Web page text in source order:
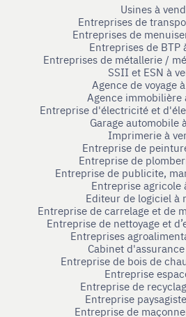
Usines à
Entreprises de
Entreprises de
Entreprises de BTP
Entreprises de métallerie /
SSII et ESN à
Agence de voyage
Agence immobilière
Entreprise d'électricité et
Garage automobile
Imprimerie à
Entreprise de
Entreprise de
Entreprise de publicite,
Entreprise agricole
Editeur de logiciel à
Entreprise de carrelage et de
Entreprise de nettoyage et
Entreprises
Cabinet
Entreprise de bois de
Entreprise
Entreprise de
Entreprise
Entreprise de